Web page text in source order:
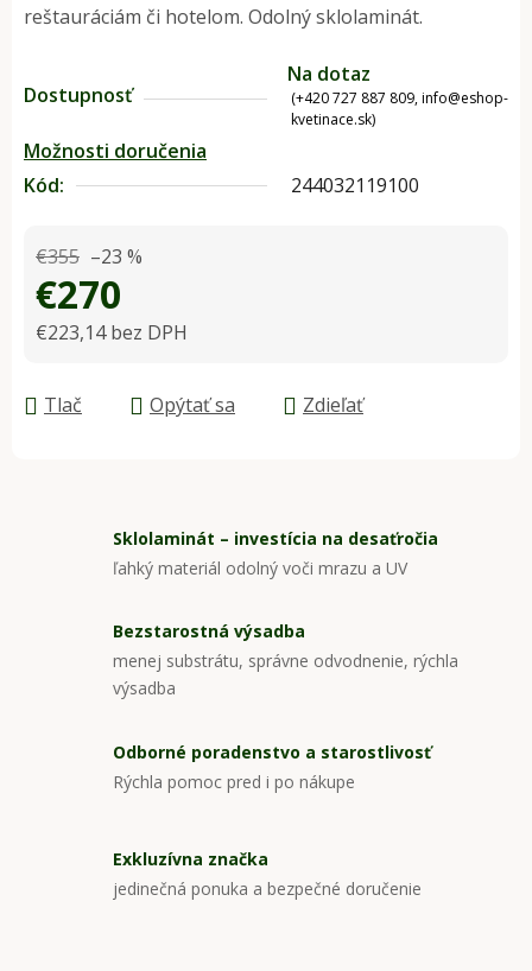
reštauráciám či hotelom. Odolný sklolaminát.
Dostupnosť
Na dotaz
(+420 727 887 809, info@eshop-
kvetinace.sk)
Možnosti doručenia
Kód:
244032119100
€355 –23 %
€270
€223,14 bez DPH
Tlač
Opýtať sa Zdieľať
Sklolaminát – investícia na desaťročia
ľahký materiál odolný voči mrazu a UV
Bezstarostná výsadba
menej substrátu, správne odvodnenie, rýchla
výsadba
Odborné poradenstvo a starostlivosť
Rýchla pomoc pred i po nákupe
Exkluzívna značka
jedinečná ponuka a bezpečné doručenie